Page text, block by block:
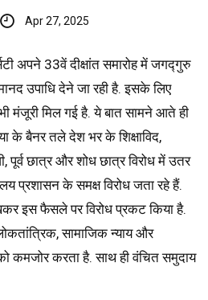
Apr 27, 2025
अपने 33वें दीक्षांत समारोह में जगद्गुरु
उपाधि देने जा रही है. इसके लिए
भी मंजूरी मिल गई है. ये बात सामने आते ही
के बैनर तले देश भर के शिक्षाविद,
पूर्व छात्र और शोध छात्र विरोध में उतर
प्रशासन के समक्ष विरोध जता रहे हैं.
इस फैसले पर विरोध प्रकट किया है.
सामाजिक न्याय और
कमजोर करता है. साथ ही वंचित समुदाय